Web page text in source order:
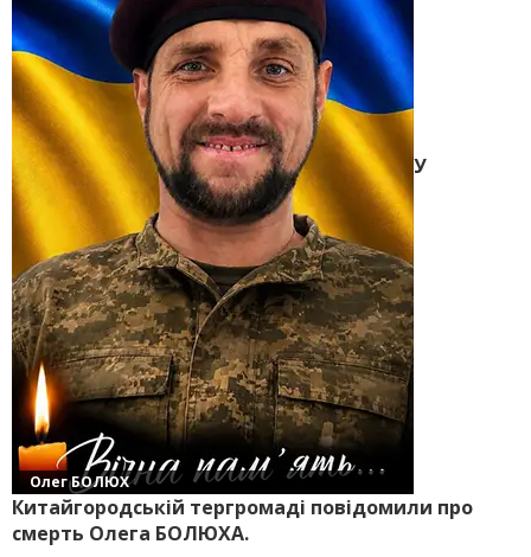
Олег БОЛЮХ
У
Китайгородській тергромаді повідомили про
смерть Олега БОЛЮХА.